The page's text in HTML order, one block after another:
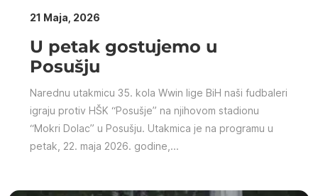
21 Maja, 2026
U petak gostujemo u
Posušju
Narednu utakmicu 35. kola Wwin lige BiH naši fudbaleri
igraju protiv HŠK “Posušje” na njihovom stadionu
“Mokri Dolac” u Posušju. Utakmica je na programu u
petak, 22. maja 2026. godine,...